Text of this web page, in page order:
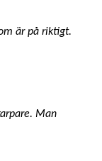
är på riktigt.
Man